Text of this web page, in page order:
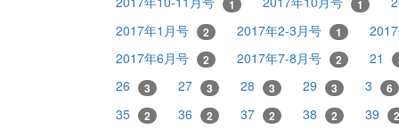
1 1
2017年1月号
2 2017年2-3月号 1
2017年6月号
2 2017年7-8月号 2 21
26 3 27 3 28 3 29 3 3 6
35 2 36 2 37 2 38 2 39 2